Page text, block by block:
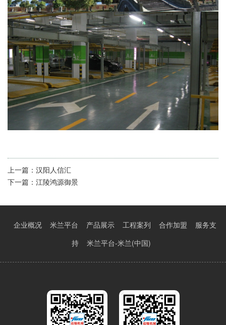
上一篇： 汉阳人信汇
下一篇： 江陵鸿源御景
企业概况 米兰平台 产品展示 工程案列 合作加盟
服务支
持
米兰平台-米兰(中国)